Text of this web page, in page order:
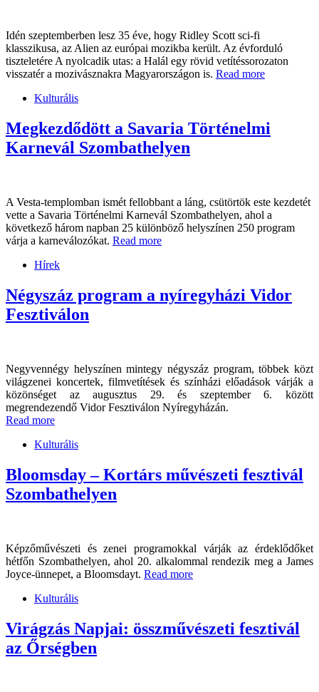
Idén szeptemberben lesz 35 éve, hogy Ridley Scott sci-fi
klasszikusa, az Alien az európai mozikba került. Az évforduló
tiszteletére A nyolcadik utas: a Halál egy rövid vetítéssorozaton
visszatér a mozivásznakra Magyarországon is. Read more
Kulturális
Megkezdődött a Savaria Történelmi
Karnevál Szombathelyen
A Vesta-templomban ismét fellobbant a láng, csütörtök este kezdetét
vette a Savaria Történelmi Karnevál Szombathelyen, ahol a
következő három napban 25 különböző helyszínen 250 program
várja a karneválozókat. Read more
Hírek
Négyszáz program a nyíregyházi Vidor
Fesztiválon
Negyvennégy helyszínen mintegy négyszáz program, többek közt
világzenei koncertek, filmvetítések és színházi előadások várják a
közönséget az augusztus 29. és szeptember 6. között
megrendezendő Vidor Fesztiválon Nyíregyházán.
Read more
Kulturális
Bloomsday – Kortárs művészeti fesztivál
Szombathelyen
Képzőművészeti és zenei programokkal várják az érdeklődőket
hétfőn Szombathelyen, ahol 20. alkalommal rendezik meg a James
Joyce-ünnepet, a Bloomsdayt. Read more
Kulturális
Virágzás Napjai: összművészeti fesztivál
az Őrségben